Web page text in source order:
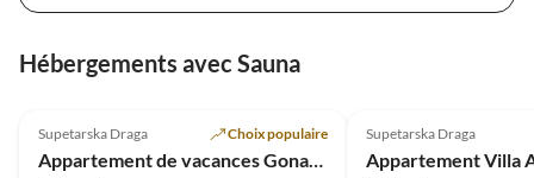
Hébergements avec Sauna
Supetarska Draga Choix populaire
Appartement de vacances Gonar - Plage de sable à proximité
Supetarska Draga